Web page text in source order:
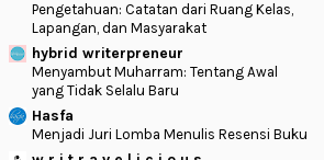
Pengetahuan: Catatan dari Ruang Kelas,
Lapangan, dan Masyarakat
hybrid writerpreneur
Menyambut Muharram: Tentang Awal
yang Tidak Selalu Baru
Hasfa
Menjadi Juri Lomba Menulis Resensi Buku